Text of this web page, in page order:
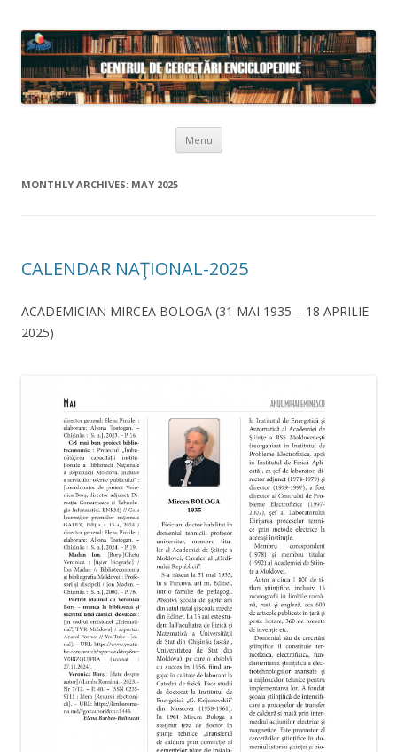
Menu Skip to content
MONTHLY ARCHIVES: MAY 2025
CALENDAR NAŢIONAL-2025
ACADEMICIAN MIRCEA BOLOGA (31 MAI 1935 – 18 APRILIE
2025)